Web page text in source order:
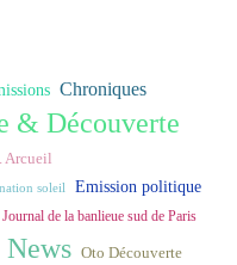
Chroniques
& Découverte
Arcueil
soleil Emission politique
Journal de la banlieue sud de Paris
News Oto Découverte